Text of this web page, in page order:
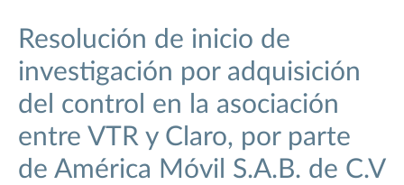
Resolución de inicio de
investigación por adquisición
del control en la asociación
entre VTR y Claro, por parte
de América Móvil S.A.B. de C.V